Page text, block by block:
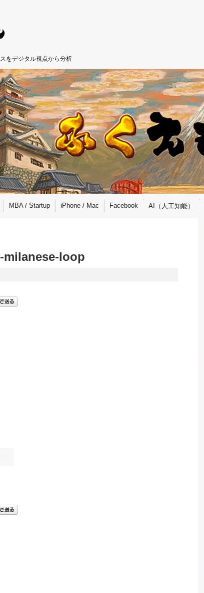
をデジタル視点から分析
MBA / Startup iPhone / Mac Facebook AI（人工知能）
milanese-loop